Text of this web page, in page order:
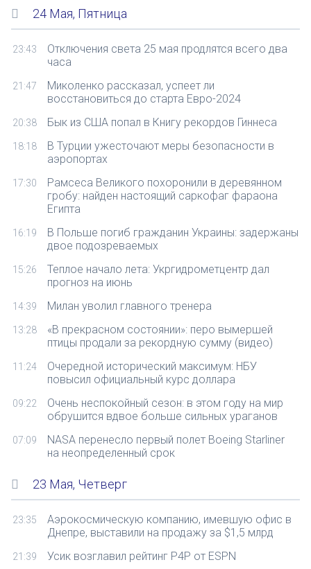
24 Мая, Пятница
23:43
Отключения света 25 мая продлятся всего два
часа
21:47
Миколенко рассказал, успеет ли
восстановиться до старта Евро-2024
20:38 Бык из США попал в Книгу рекордов Гиннеса
18:18
В Турции ужесточают меры безопасности в
аэропортах
17:30
Рамсеса Великого похоронили в деревянном
гробу: найден настоящий саркофаг фараона
Египта
16:19
В Польше погиб гражданин Украины: задержаны
двое подозреваемых
15:26
Теплое начало лета: Укргидрометцентр дал
прогноз на июнь
14:39 Милан уволил главного тренера
13:28
«В прекрасном состоянии»: перо вымершей
птицы продали за рекордную сумму (видео)
11:24
Очередной исторический максимум: НБУ
повысил официальный курс доллара
09:22
Очень неспокойный сезон: в этом году на мир
обрушится вдвое больше сильных ураганов
07:09
NASA перенесло первый полет Boeing Starliner
на неопределенный срок
23 Мая, Четверг
23:35
Аэрокосмическую компанию, имевшую офис в
Днепре, выставили на продажу за $1,5 млрд
21:39 Усик возглавил рейтинг P4P от ESPN